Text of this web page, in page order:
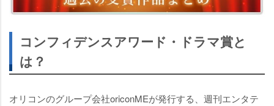
コンフィデンスアワード・ドラマ賞と
は？
オリコンのグループ会社oriconMEが発行する、週刊エンタテ